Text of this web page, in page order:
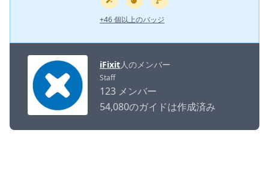
+46 個以上のバッジ
iFixit人のメンバー
Staff
123 メンバー
54,080のガイドは作成済み